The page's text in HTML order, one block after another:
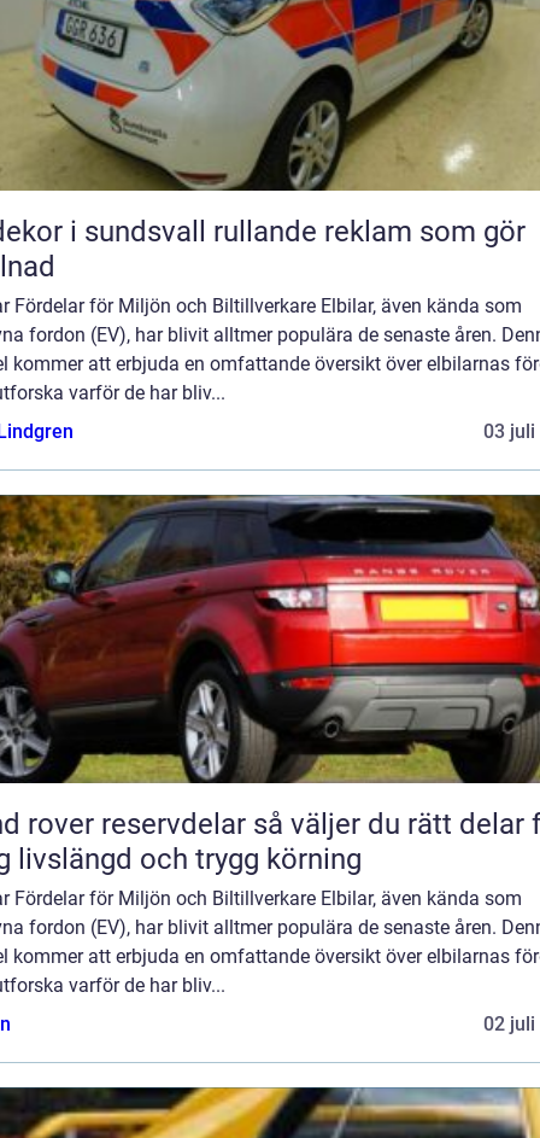
sundsvall rullande reklam som gör
Fördelar för Miljön och Biltillverkare Elbilar, även kända som
fordon (EV), har blivit alltmer populära de senaste åren.
kommer att erbjuda en omfattande översikt över elbilarnas
varför de har bliv...
03 juli
reservdelar så väljer du rätt delar för
livslängd och trygg körning
Fördelar för Miljön och Biltillverkare Elbilar, även kända som
fordon (EV), har blivit alltmer populära de senaste åren.
kommer att erbjuda en omfattande översikt över elbilarnas
varför de har bliv...
02 juli